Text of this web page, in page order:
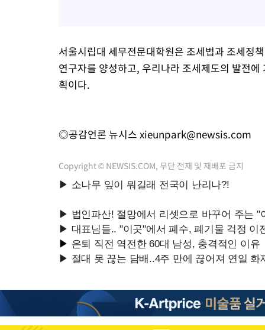
서울시립대 세무전문대학원은 조세법과 조세정
연구자를 양성하고, 우리나라 조세제도의 발전
획이다.
◎공감언론 뉴시스 xieunpark@newsis.com
Copyright © NEWSIS.COM, 무단 전재 및 재배포 금지